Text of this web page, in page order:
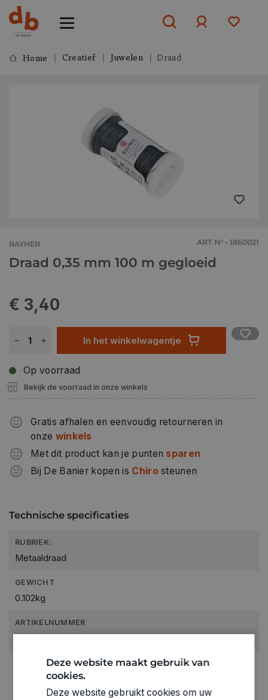
Home Creatief Juwelen Draad
RAYHER ART N° - 1860021
Draad 0,35 mm 100 m gegloeid
€ 3,40
In het winkelwagentje
Op voorraad
Bekijk de voorraad in onze winkels
Gratis afhalen en eenvoudig retourneren in
onze winkels
Met dit product kan je punten sparen
Bij De Banier kopen is Chirosteunen
Technische specificaties
RUBRIEK:
Metaaldraad
GEWICHT
0.102kg
ARTIKELNUMMER
1860021
Deze website maakt gebruik van
cookies.
Deze website gebruikt cookies om uw